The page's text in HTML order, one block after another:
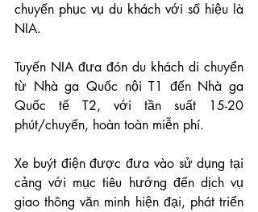
chuyến phục vụ du khách với số hiệu là
NIA.
Tuyến NIA đưa đón du khách di chuyển
từ Nhà ga Quốc nội T1 đến Nhà ga
Quốc tế T2, với tần suất 15-20
phút/chuyến, hoàn toàn miễn phí.
Xe buýt điện được đưa vào sử dụng tại
cảng với mục tiêu hướng đến dịch vụ
giao thông văn minh hiện đại, phát triển